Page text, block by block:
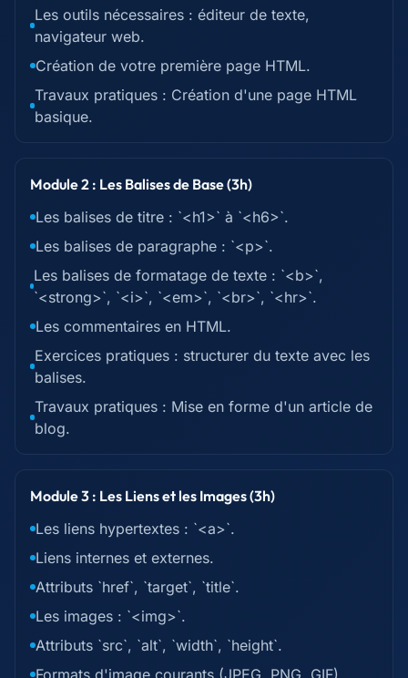
Les outils nécessaires : éditeur de texte,
navigateur web.
Création de votre première page HTML.
Travaux pratiques : Création d'une page HTML
basique.
Module 2 : Les Balises de Base (3h)
Les balises de titre : `<h1>` à `<h6>`.
Les balises de paragraphe : `<p>`.
Les balises de formatage de texte : `<b>`,
`<strong>`, `<i>`, `<em>`, `<br>`, `<hr>`.
Les commentaires en HTML.
Exercices pratiques : structurer du texte avec les
balises.
Travaux pratiques : Mise en forme d'un article de
blog.
Module 3 : Les Liens et les Images (3h)
Les liens hypertextes : `<a>`.
Liens internes et externes.
Attributs `href`, `target`, `title`.
Les images : `<img>`.
Attributs `src`, `alt`, `width`, `height`.
Formats d'image courants (JPEG, PNG, GIF).